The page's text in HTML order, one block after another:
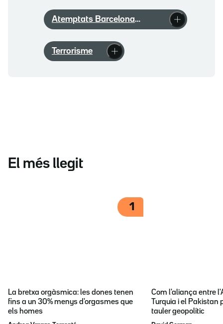
Atemptats Barcelona
Cambrils
Terrorisme
El més llegit
1
La bretxa orgàsmica: les dones tenen
fins a un 30% menys d'orgasmes que
els homes
Com l'aliança entre
Turquia i el Pakistan
tauler geopolític